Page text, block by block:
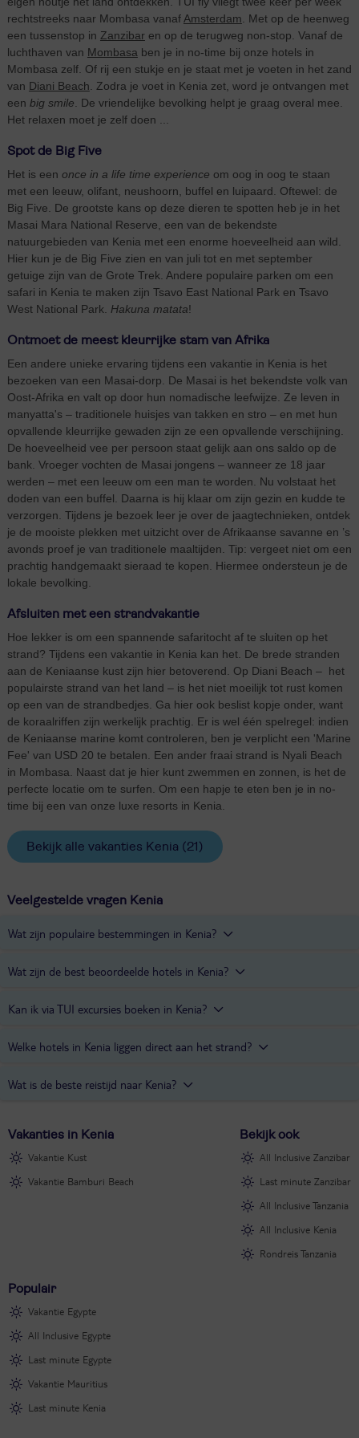
rechtstreeks naar Mombasa vanaf Amsterdam . Met op de heenweg
een tussenstop in Zanzibar en op de terugweg non-stop. Vanaf de
luchthaven van Mombasa ben je in no-time bij onze hotels in
Mombasa zelf. Of rij een stukje en je staat met je voeten in het zand
van Diani Beach . Zodra je voet in Kenia zet, word je ontvangen met
een big smile . De vriendelijke bevolking helpt je graag overal mee.
Het relaxen moet je zelf doen ...
Spot de Big Five
Het is een once in a life time experience om oog in oog te staan
met een leeuw, olifant, neushoorn, buffel en luipaard. Oftewel: de
Big Five. De grootste kans op deze dieren te spotten heb je in het
Masai Mara National Reserve, een van de bekendste
natuurgebieden van Kenia met een enorme hoeveelheid aan wild.
Hier kun je de Big Five zien en van juli tot en met september
getuige zijn van de Grote Trek. Andere populaire parken om een
safari in Kenia te maken zijn Tsavo East National Park en Tsavo
West National Park. Hakuna matata!
Ontmoet de meest kleurrijke stam van Afrika
Een andere unieke ervaring tijdens een vakantie in Kenia is het
bezoeken van een Masai-dorp. De Masai is het bekendste volk van
Oost-Afrika en valt op door hun nomadische leefwijze. Ze leven in
manyatta's – traditionele huisjes van takken en stro – en met hun
opvallende kleurrijke gewaden zijn ze een opvallende verschijning.
De hoeveelheid vee per persoon staat gelijk aan ons saldo op de
bank. Vroeger vochten de Masai jongens – wanneer ze 18 jaar
werden – met een leeuw om een man te worden. Nu volstaat het
doden van een buffel. Daarna is hij klaar om zijn gezin en kudde te
verzorgen. Tijdens je bezoek leer je over de jaagtechnieken, ontdek
je de mooiste plekken met uitzicht over de Afrikaanse savanne en ’s
avonds proef je van traditionele maaltijden. Tip: vergeet niet om een
prachtig handgemaakt sieraad te kopen. Hiermee ondersteun je de
lokale bevolking.
Afsluiten met een strandvakantie
Hoe lekker is om een spannende safaritocht af te sluiten op het
strand? Tijdens een vakantie in Kenia kan het. De brede stranden
aan de Keniaanse kust zijn hier betoverend. Op Diani Beach – het
populairste strand van het land – is het niet moeilijk tot rust komen
op een van de strandbedjes. Ga hier ook beslist kopje onder, want
de koraalriffen zijn werkelijk prachtig. Er is wel één spelregel: indien
de Keniaanse marine komt controleren, ben je verplicht een 'Marine
Fee' van USD 20 te betalen. Een ander fraai strand is Nyali Beach
in Mombasa. Naast dat je hier kunt zwemmen en zonnen, is het de
perfecte locatie om te surfen. Om een hapje te eten ben je in no-
time bij een van onze luxe resorts in Kenia.
Bekijk alle vakanties Kenia (21)
Veelgestelde vragen Kenia
Wat zijn populaire bestemmingen in Kenia?
Populaire vakantiebestemmingen in Kenia zijn
Wat zijn de best beoordeelde hotels in Kenia?
De best beoordeelde hotels in Kenia zijnBaobab Beach Resort &
Kan ik via TUI excursies boeken in Kenia?
Ja, viahet Excursies & Activiteiten platform van TUI
Welke hotels in Kenia liggen direct aan het strand?
Hotels in Kenia die direct aan het strand liggen zijn
Wat is de beste reistijd naar Kenia?
de maanden december tot en met februari en juni tot en met
september. In het begin van het droge seizoen is de natuur nog erg
bijna altijd.
Vakanties in Kenia
Vakantie Kust
Vakantie Bamburi Beach
Bekijk ook
All Inclusive Zanzibar
Last minute Zanzibar
All Inclusive Tanzania
All Inclusive Kenia
Rondreis Tanzania
Populair
Vakantie Egypte
All Inclusive Egypte
Last minute Egypte
Vakantie Mauritius
Last minute Kenia